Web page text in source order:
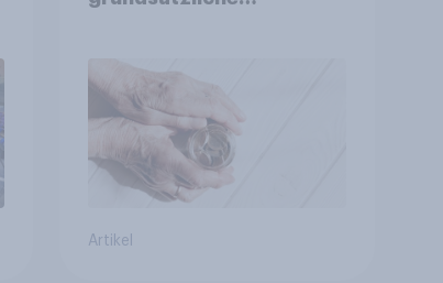
entscheiden über die
Akzeptanz
Artikel